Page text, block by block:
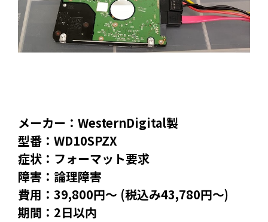
メーカー：WesternDigital製
型番：WD10SPZX
症状：フォーマット要求
障害：論理障害
費用：39,800円～ (税込み43,780円～)
期間：2日以内